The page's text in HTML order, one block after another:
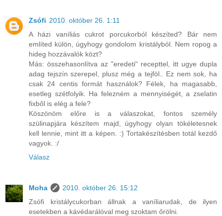
Zsófi 2010. október 26. 1:11
A házi vaníliás cukrot porcukorból készíted? Bár nem
említed külön, úgyhogy gondolom kristályból. Nem ropog a
hideg hozzávalók közt?
Más: összehasonlítva az "eredeti" recepttel, itt ugye dupla
adag tejszín szerepel, plusz még a tejföl.. Ez nem sok, ha
csak 24 centis formát használok? Félek, ha magasabb,
esetleg szétfolyik. Ha felezném a mennyiségét, a zselatin
fixből is elég a fele?
Köszönöm előre is a válaszokat, fontos személy
szülinapjára készítem majd, úgyhogy olyan tökéletesnek
kell lennie, mint itt a képen. :) Tortakészítésben totál kezdő
vagyok. :/
Válasz
Moha
2010. október 26. 15:12
Zsófi kristálycukorban állnak a vaníliarudak, de ilyen
esetekben a kávédarálóval meg szoktam őrölni.